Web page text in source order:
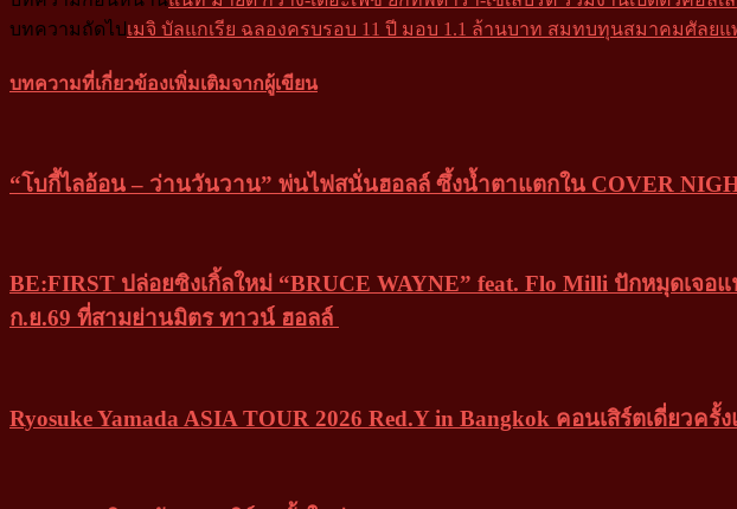
บทความถัดไป เมจิ บัลแกเรีย ฉลองครบรอบ 11 ปี มอบ 1.1 ล้านบาท สมทบทุนสมาคมศัลย
บทความที่เกี่ยวข้องเพิ่มเติมจากผู้เขียน
“โบกี้ไลอ้อน – ว่านวันวาน” พ่นไฟสนั่นฮอลล์ ซึ้งน้ำตาแตกใน COVER
BE:FIRST ปล่อยซิงเกิ้ลใหม่ “BRUCE WAYNE” feat. Flo Milli ปักหมุดเจ
ก.ย.69 ที่สามย่านมิตร ทาวน์ ฮอลล์
Ryosuke Yamada ASIA TOUR 2026 Red.Y in Bangkok คอนเสิร์ตเดี่ยวค